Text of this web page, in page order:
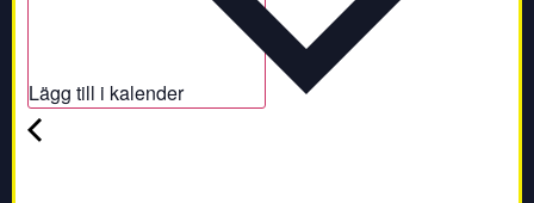
Lägg till i kalender